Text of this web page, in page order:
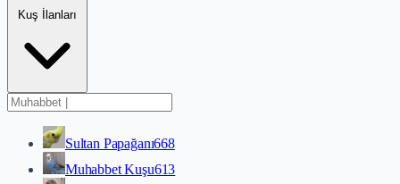
Kuş İlanları
Sultan Papağanı668
Muhabbet Kuşu613